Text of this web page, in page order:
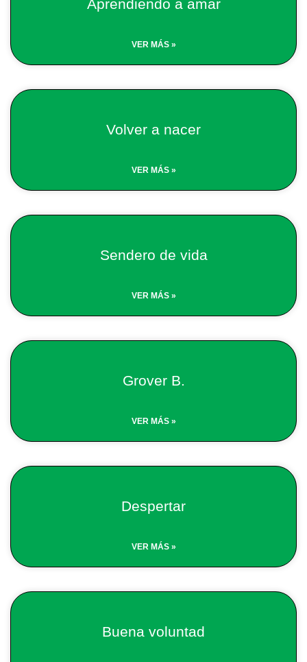
Aprendiendo a amar
VER MÁS »
Volver a nacer
VER MÁS »
Sendero de vida
VER MÁS »
Grover B.
VER MÁS »
Despertar
VER MÁS »
Buena voluntad